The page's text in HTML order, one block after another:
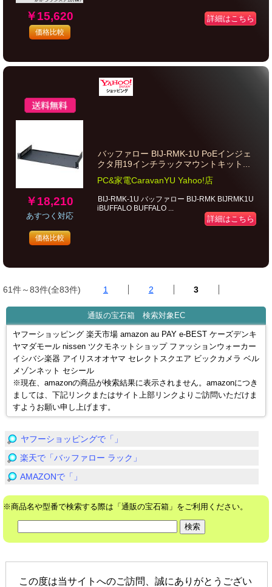
￥15,620
価格比較
詳細はこちら
￥18,210
あすつく対応
価格比較
バッファロー BIJ-RMK-1U PoEインジェ
クタ用19インチラックマウントキット...
PC&家電CaravanYU Yahoo!店
BIJ-RMK-1U バッファロー BIJ-RMK BIJRMK1U
iBUFFALO BUFFALO ...
詳細はこちら
61件～83件(全83件) 1 2 3
通販の宝石箱 検索対象EC
ヤフーショッピング 楽天市場 amazon au PAY e-BEST ケーズデンキ
ヤマダモール nissen ツクモネットショップ ファッションウォーカー
イシバシ楽器 アイリスオオヤマ セレクトスクエア ビックカメラ ベル
メゾンネット セシール
※現在、amazonの商品が検索結果に表示されません。amazonにつき
ましては、下記リンクまたはサイト上部リンクよりご訪問いただけま
すようお願い申し上げます。
ヤフーショッピングで「」
楽天で「バッファロー ラック」
AMAZONで「」
※商品名や型番で検索する際は「通販の宝石箱」をご利用ください。
この度は当サイトへのご訪問、誠にありがとうござい